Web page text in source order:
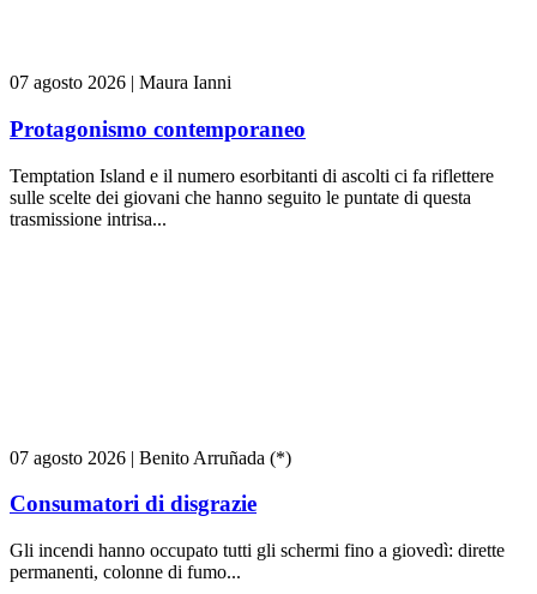
07 agosto 2026 | Maura Ianni
Protagonismo contemporaneo
Temptation Island e il numero esorbitanti di ascolti ci fa riflettere
sulle scelte dei giovani che hanno seguito le puntate di questa
trasmissione intrisa...
07 agosto 2026 | Benito Arruñada (*)
Consumatori di disgrazie
Gli incendi hanno occupato tutti gli schermi fino a giovedì: dirette
permanenti, colonne di fumo...